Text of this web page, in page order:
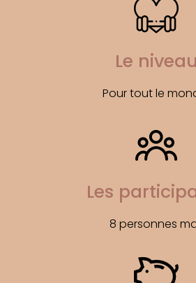
Le niveau
Pour tout le
Les
8 personnes